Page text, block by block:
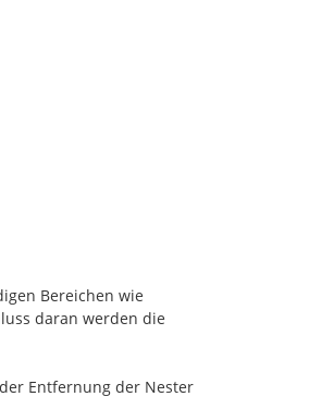
Bereichen wie
daran werden die
Entfernung der Nester